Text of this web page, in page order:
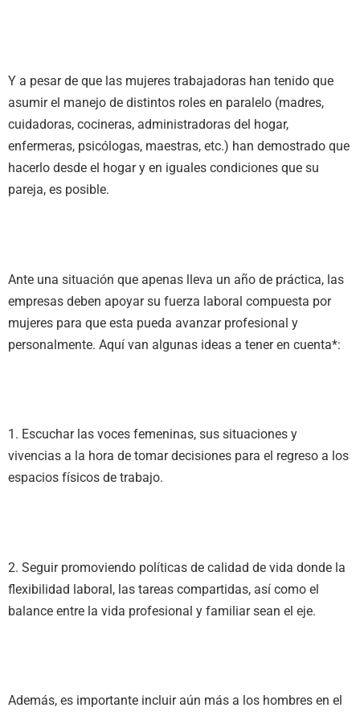
Y a pesar de que las mujeres trabajadoras han tenido que
asumir el manejo de distintos roles en paralelo (madres,
cuidadoras, cocineras, administradoras del hogar,
enfermeras, psicólogas, maestras, etc.) han demostrado que
hacerlo desde el hogar y en iguales condiciones que su
pareja, es posible.
Ante una situación que apenas lleva un año de práctica, las
empresas deben apoyar su fuerza laboral compuesta por
mujeres para que esta pueda avanzar profesional y
personalmente. Aquí van algunas ideas a tener en cuenta*:
1. Escuchar las voces femeninas, sus situaciones y
vivencias a la hora de tomar decisiones para el regreso a los
espacios físicos de trabajo.
2. Seguir promoviendo políticas de calidad de vida donde la
flexibilidad laboral, las tareas compartidas, así como el
balance entre la vida profesional y familiar sean el eje.
Además, es importante incluir aún más a los hombres en el